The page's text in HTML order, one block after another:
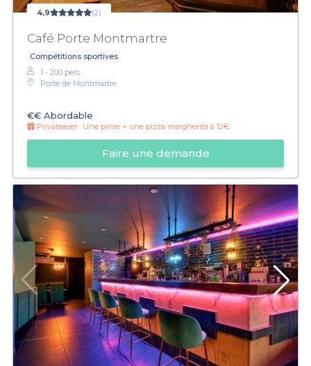
4,9 (2)
Café Porte Montmartre
Compétitions sportives
1 - 200 pers.
Porte de Montmartre
€€ Abordable
Privateaser : Une pinte + une pizza margherita à 12€
Faire une demande